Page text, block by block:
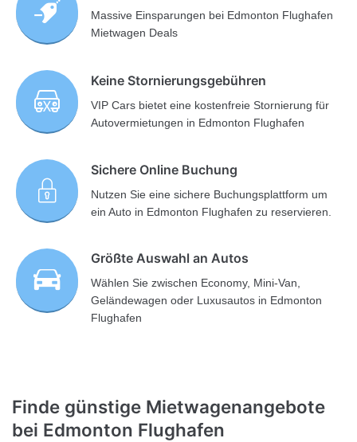
Massive Einsparungen bei Edmonton Flughafen
Mietwagen Deals
Keine Stornierungsgebühren
VIP Cars bietet eine kostenfreie Stornierung für
Autovermietungen in Edmonton Flughafen
Sichere Online Buchung
Nutzen Sie eine sichere Buchungsplattform um
ein Auto in Edmonton Flughafen zu reservieren.
Größte Auswahl an Autos
Wählen Sie zwischen Economy, Mini-Van,
Geländewagen oder Luxusautos in Edmonton
Flughafen
Finde günstige Mietwagenangebote
bei Edmonton Flughafen